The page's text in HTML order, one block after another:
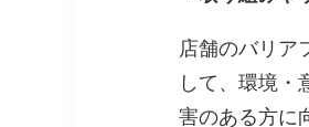
店舗のバリア
して、環境・
害のある方に